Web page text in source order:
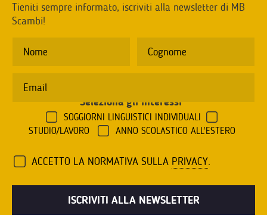
Tieniti sempre informato, iscriviti alla newsletter di MB
Scambi!
Seleziona gli interessi
SOGGIORNI LINGUISTICI INDIVIDUALI
STUDIO/LAVORO
ANNO SCOLASTICO ALL'ESTERO
ACCETTO LA NORMATIVA SULLA PRIVACY.